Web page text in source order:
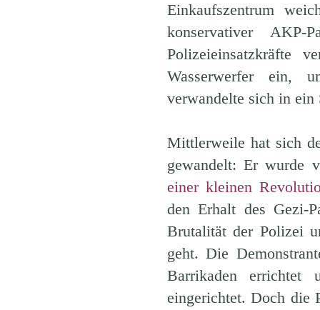
Einkaufszentrum
konservativer
Polizeieinsatzkräfte
Wasserwerfer ein,
verwandelte sich in ein
Mittlerweile hat sich
gewandelt: Er wurde
einer kleinen
den Erhalt des Gezi-
Brutalität der Polizei
geht. Die
Barrikaden
eingerichtet. Doch die